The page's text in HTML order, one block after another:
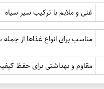
غنی و ملایم با ترکیب سیر سیاه
مناسب برای انواع غذاها از
مقاوم و بهداشتی برای حفظ